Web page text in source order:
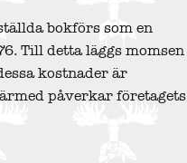
bokförs som en
Till detta läggs momsen
kostnader är
påverkar företagets